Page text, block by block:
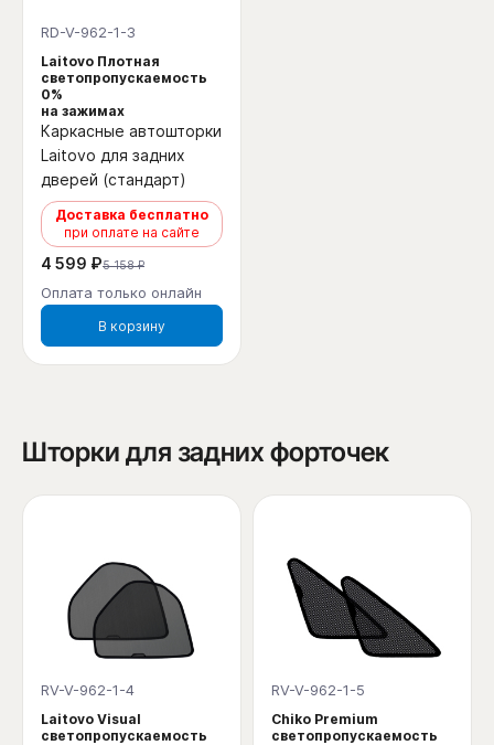
RD-V-962-1-3
Laitovo Плотная
светопропускаемость
0%
на зажимах
Каркасные автошторки
Laitovo для задних
дверей (стандарт)
Доставка бесплатно
при оплате на сайте
4 599 ₽5 158 ₽
Оплата только онлайн
В корзину
Шторки для задних форточек
RV-V-962-1-4
Laitovo Visual
светопропускаемость
RV-V-962-1-5
Chiko Premium
светопропускаемость